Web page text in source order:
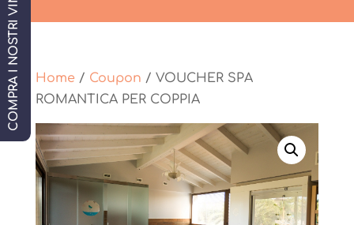
Home / Coupon / VOUCHER SPA
ROMANTICA PER COPPIA
COMPRA I NOSTRI VINI